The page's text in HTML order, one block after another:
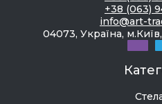
+38 (063)
info@art-
04073, Україна,